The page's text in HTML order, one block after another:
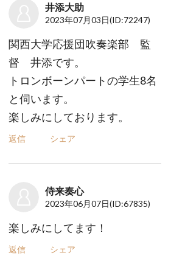
井添大助
2023年07月03日(ID:72247)
関西大学応援団吹奏楽部 監
督 井添です。
トロンボーンパートの学生8名
と伺います。
楽しみにしております。
返信 シェア
侍来奏心
2023年06月07日(ID:67835)
楽しみにしてます！
返信 シェア